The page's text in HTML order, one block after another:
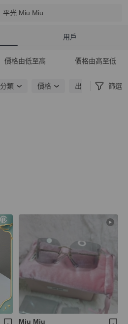
平光 Miu Miu
用戶
價格由低至高 價格由高至低
分類 價格 出貨地點 篩選
Miu Miu